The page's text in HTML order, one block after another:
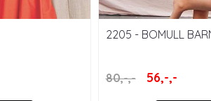
2205 - BOMULL
80,-,- 56,-,-